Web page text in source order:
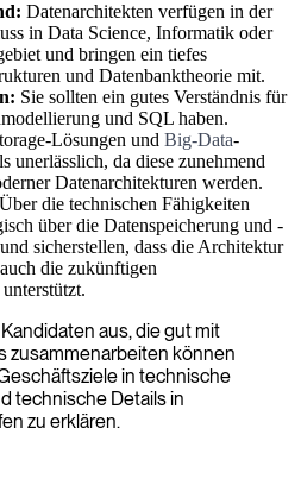
Datenarchitekten verfügen in der
in Data Science, Informatik oder
und bringen ein tiefes
und Datenbanktheorie mit.
Sie sollten ein gutes Verständnis für
und SQL haben.
Lösungen und Big-Data-
unerlässlich, da diese zunehmend
Datenarchitekturen werden.
Über die technischen Fähigkeiten
über die Datenspeicherung und -
sicherstellen, dass die Architektur
die zukünftigen
aus, die gut mit
zusammenarbeiten können
in technische
technische Details in
zu erklären.